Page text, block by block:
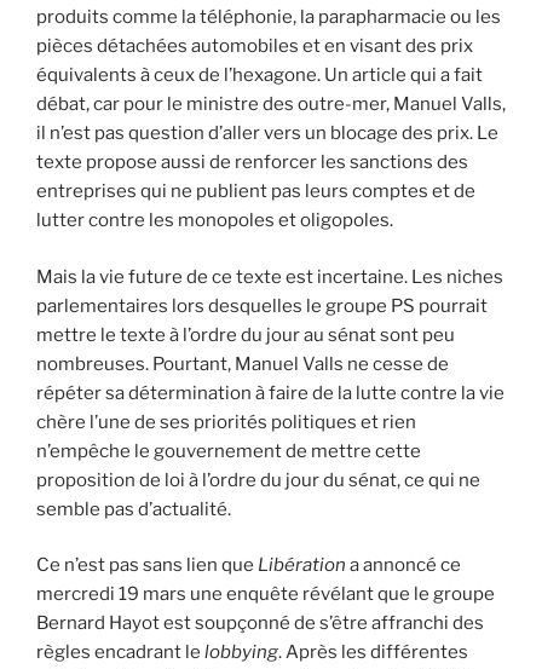
produits comme la téléphonie, la parapharmacie ou les
pièces détachées automobiles et en visant des prix
équivalents à ceux de l’hexagone. Un article qui a fait
débat, car pour le ministre des outre-mer, Manuel Valls,
il n’est pas question d’aller vers un blocage des prix. Le
texte propose aussi de renforcer les sanctions des
entreprises qui ne publient pas leurs comptes et de
lutter contre les monopoles et oligopoles.
Mais la vie future de ce texte est incertaine. Les niches
parlementaires lors desquelles le groupe PS pourrait
mettre le texte à l’ordre du jour au sénat sont peu
nombreuses. Pourtant, Manuel Valls ne cesse de
répéter sa détermination à faire de la lutte contre la vie
chère l’une de ses priorités politiques et rien
n’empêche le gouvernement de mettre cette
proposition de loi à l’ordre du jour du sénat, ce qui ne
semble pas d’actualité.
Ce n’est pas sans lien que Libération a annoncé ce
mercredi 19 mars une enquête révélant que le groupe
Bernard Hayot est soupçonné de s’être affranchi des
règles encadrant le lobbying. Après les différentes